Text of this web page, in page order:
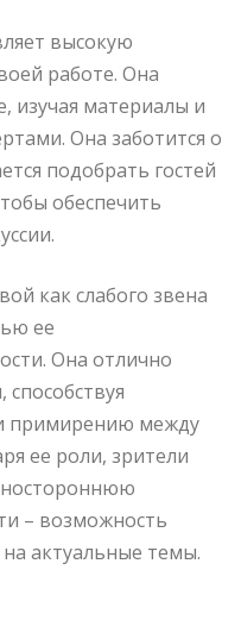
высокую
работе. Она
изучая материалы и
Она заботится о
подобрать гостей
обеспечить
как слабого звена
ее
Она отлично
примирению между
ее роли, зрители
– возможность
актуальные темы.